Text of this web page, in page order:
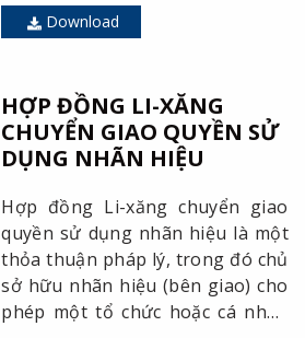
Download
HỢP ĐỒNG LI-XĂNG
CHUYỂN GIAO QUYỀN SỬ
DỤNG NHÃN HIỆU
Hợp đồng Li-xăng chuyển giao
quyền sử dụng nhãn hiệu là một
thỏa thuận pháp lý, trong đó chủ
sở hữu nhãn hiệu (bên giao) cho
phép một tổ chức hoặc cá nhân